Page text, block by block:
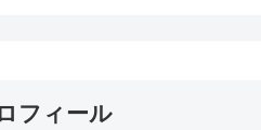
フィール